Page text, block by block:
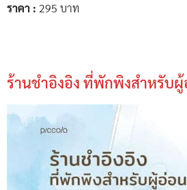
ราคา : 295 บาท
ร้านชำอิงอิง ที่พักพิงสำหรับ